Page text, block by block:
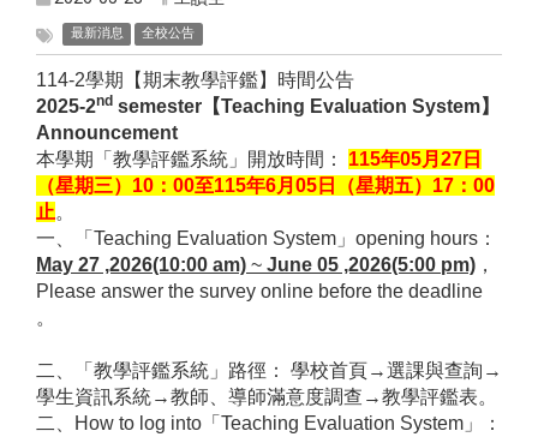
最新消息 全校公告
114-2學期【期末教學評鑑】時間公告
2025-2nd semester 【Teaching Evaluation System】
Announcement
本學期「教學評鑑系統」開放時間： 115年05月27日
（星期三）10：00至115年6月05日（星期五）17：00
止。
一、「 Teaching Evaluation System 」 opening hours ：
May 27 ,2026(10:00 am) ~ June 05 ,2026(5:00 pm) ，
Please answer the survey online before the deadline
。
二、「教學評鑑系統」路徑： 學校首頁→選課與查詢→
學生資訊系統→教師、導師滿意度調查→教學評鑑表。
二、
How to log into 「 Teaching Evaluation System 」：